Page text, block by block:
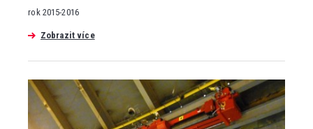
rok 2015-2016
Zobrazit více